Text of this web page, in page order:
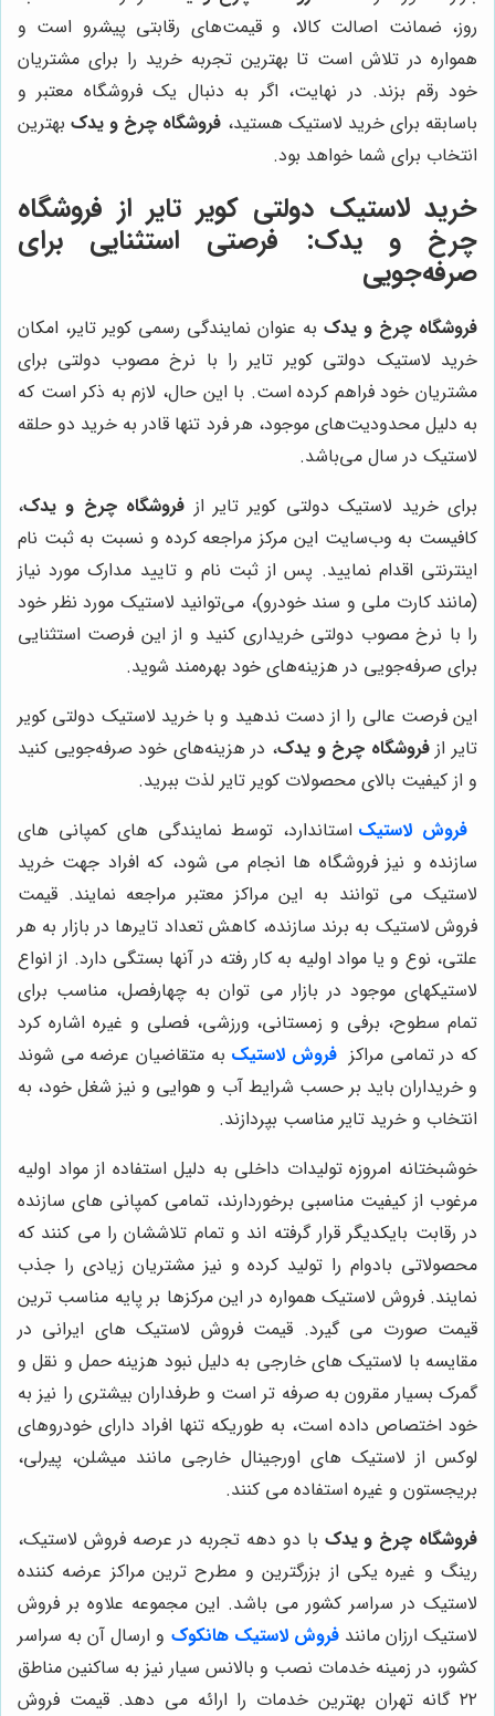
روز، ضمانت اصالت کالا، و قیمت‌های رقابتی پیشرو است و
همواره در تلاش است تا بهترین تجربه خرید را برای مشتریان
خود رقم بزند. در نهایت، اگر به دنبال یک فروشگاه معتبر و
باسابقه برای خرید لاستیک هستید، فروشگاه چرخ و یدکبهترین
انتخاب برای شما خواهد بود.
خرید لاستیک دولتی کویر تایر از فروشگاه
چرخ و یدک: فرصتی استثنایی برای
صرفه‌جویی
فروشگاه چرخ و یدک به عنوان نمایندگی رسمی کویر تایر، امکان
خرید لاستیک دولتی کویر تایر را با نرخ مصوب دولتی برای
مشتریان خود فراهم کرده است. با این حال، لازم به ذکر است که
به دلیل محدودیت‌های موجود، هر فرد تنها قادر به خرید دو حلقه
لاستیک در سال می‌باشد.
برای خرید لاستیک دولتی کویر تایر از فروشگاه چرخ و یدک،
کافیست به وب‌سایت این مرکز مراجعه کرده و نسبت به ثبت نام
اینترنتی اقدام نمایید. پس از ثبت نام و تایید مدارک مورد نیاز
(مانند کارت ملی و سند خودرو)، می‌توانید لاستیک مورد نظر خود
را با نرخ مصوب دولتی خریداری کنید و از این فرصت استثنایی
برای صرفه‌جویی در هزینه‌های خود بهره‌مند شوید.
این فرصت عالی را از دست ندهید و با خرید لاستیک دولتی کویر
تایر ازفروشگاه چرخ و یدک، در هزینه‌های خود صرفه‌جویی کنید
و از کیفیت بالای محصولات کویر تایر لذت ببرید.
فروش لاستیک استاندارد، توسط نمایندگی های کمپانی های
سازنده و نیز فروشگاه ها انجام می شود، که افراد جهت خرید
لاستیک می توانند به این مراکز معتبر مراجعه نمایند. قیمت
فروش لاستیک به برند سازنده، کاهش تعداد تایرها در بازار به هر
علتی، نوع و یا مواد اولیه به کار رفته در آنها بستگی دارد. از انواع
لاستیکهای موجود در بازار می توان به چهارفصل، مناسب برای
تمام سطوح، برفی و زمستانی، ورزشی، فصلی و غیره اشاره کرد
که در تمامی مراکز فروش لاستیک به متقاضیان عرضه می شوند
و خریداران باید بر حسب شرایط آب و هوایی و نیز شغل خود، به
انتخاب و خرید تایر مناسب بپردازند.
خوشبختانه امروزه تولیدات داخلی به دلیل استفاده از مواد اولیه
مرغوب از کیفیت مناسبی برخوردارند، تمامی کمپانی های سازنده
در رقابت بایکدیگر قرار گرفته اند و تمام تلاششان را می کنند که
محصولاتی بادوام را تولید کرده و نیز مشتریان زیادی را جذب
نمایند. فروش لاستیک همواره در این مرکزها بر پایه مناسب ترین
قیمت صورت می گیرد. قیمت فروش لاستیک های ایرانی در
مقایسه با لاستیک های خارجی به دلیل نبود هزینه حمل و نقل و
گمرک بسیار مقرون به صرفه تر است و طرفداران بیشتری را نیز به
خود اختصاص داده است، به طوریکه تنها افراد دارای خودروهای
لوکس از لاستیک های اورجینال خارجی مانند میشلن، پیرلی،
بریجستون و غیره استفاده می کنند.
فروشگاه چرخ و یدک با دو دهه تجربه در عرصه فروش لاستیک،
رینگ و غیره یکی از بزرگترین و مطرح ترین مراکز عرضه کننده
لاستیک در سراسر کشور می باشد. این مجموعه علاوه بر فروش
لاستیک ارزان مانندفروش لاستیک هانکوک و ارسال آن به سراسر
کشور، در زمینه خدمات نصب و بالانس سیار نیز به ساکنین مناطق
۲۲ گانه تهران بهترین خدمات را ارائه می دهد. قیمت فروش